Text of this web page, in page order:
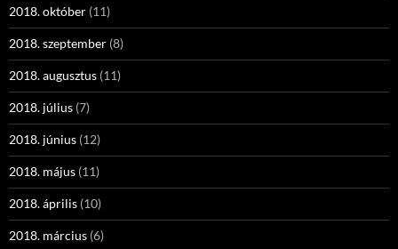
2018. október (11)
2018. szeptember (8)
2018. augusztus (11)
2018. július (7)
2018. június (12)
2018. május (11)
2018. április (10)
2018. március (6)